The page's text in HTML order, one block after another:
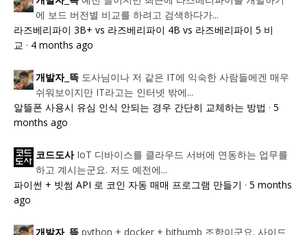
에 보드 버전별 비교를 하려고 검색하다가...
라즈베리파이 3B+ vs 라즈베리파이 4B vs 라즈베리파이 5 비
교 · 4 months ago
개발자_뜩 도사님이나 저 같은 IT에 익숙한 사람들에겐 매우
쉬워보이지만 IT라고는 인터넷 밖에...
알뜰폰 사용시 유심 인식 안되는 경우 간단히 교체하는 방법 · 5
months ago
코드도사 IoT 디바이스를 클라우드 서버에 연동하는 업무를
하고 계시는군요. 저도 예전에...
파이썬 + 빗썸 API 로 코인 자동 매매 프로그램 만들기 · 5 months
ago
개발자_뜩 python + docker + bithumb 조합이군요. 사이드